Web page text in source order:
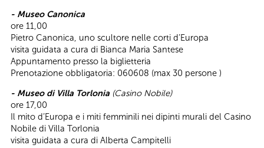
- Museo Canonica
ore 11,00
Pietro Canonica, uno scultore nelle corti d’Europa
visita guidata a cura di Bianca Maria Santese
Appuntamento presso la biglietteria
Prenotazione obbligatoria: 060608 (max 30 persone )
- Museo di Villa Torlonia (Casino Nobile)
ore 17,00
Il mito d’Europa e i miti femminili nei dipinti murali del Casino
Nobile di Villa Torlonia
visita guidata a cura di Alberta Campitelli